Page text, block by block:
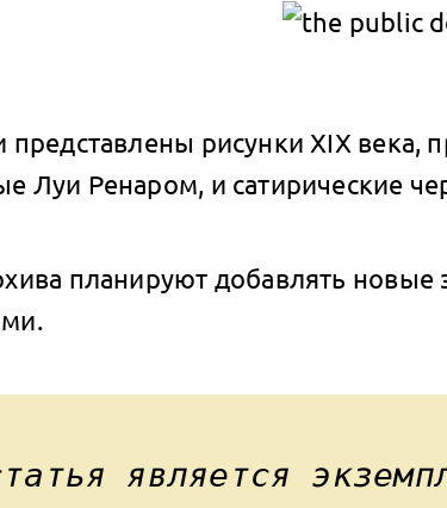
представлены рисунки XIX
Луи Ренаром, и сатирические
планируют добавлять
является